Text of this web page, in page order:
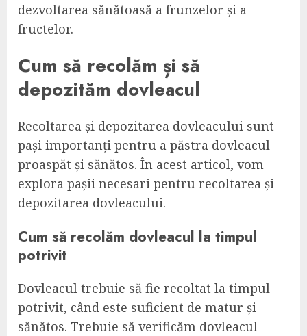
dezvoltarea sănătoasă a frunzelor și a
fructelor.
Cum să recolăm și să
depozităm dovleacul
Recoltarea și depozitarea dovleacului sunt
pași importanți pentru a păstra dovleacul
proaspăt și sănătos. În acest articol, vom
explora pașii necesari pentru recoltarea și
depozitarea dovleacului.
Cum să recolăm dovleacul la timpul
potrivit
Dovleacul trebuie să fie recoltat la timpul
potrivit, când este suficient de matur și
sănătos. Trebuie să verificăm dovleacul